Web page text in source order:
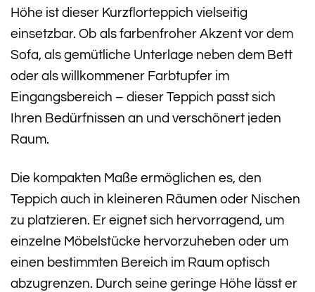
Höhe ist dieser Kurzflorteppich vielseitig
einsetzbar. Ob als farbenfroher Akzent vor dem
Sofa, als gemütliche Unterlage neben dem Bett
oder als willkommener Farbtupfer im
Eingangsbereich – dieser Teppich passt sich
Ihren Bedürfnissen an und verschönert jeden
Raum.
Die kompakten Maße ermöglichen es, den
Teppich auch in kleineren Räumen oder Nischen
zu platzieren. Er eignet sich hervorragend, um
einzelne Möbelstücke hervorzuheben oder um
einen bestimmten Bereich im Raum optisch
abzugrenzen. Durch seine geringe Höhe lässt er